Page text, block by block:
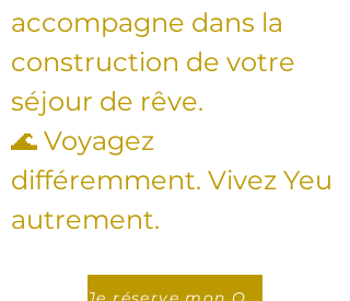
accompagne dans la
construction de votre
séjour de rêve.
🌊 Voyagez
différemment. Vivez Yeu
autrement.